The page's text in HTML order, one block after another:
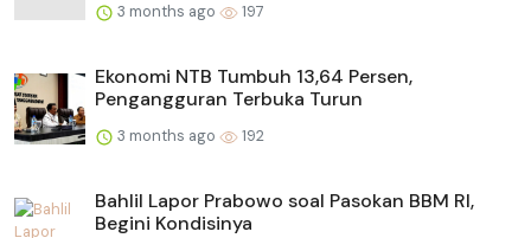
3 months ago 197
Ekonomi NTB Tumbuh 13,64 Persen,
Pengangguran Terbuka Turun
3 months ago 192
Bahlil Lapor Prabowo soal Pasokan BBM RI,
Begini Kondisinya